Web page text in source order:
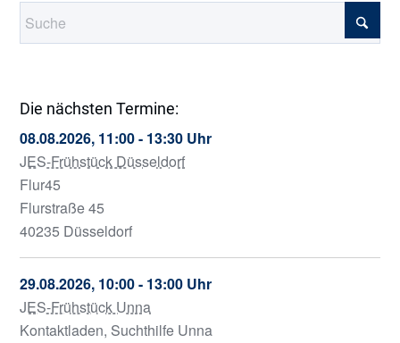
Die nächsten Termine:
08.08.2026, 11:00 - 13:30 Uhr
JES-Frühstück Düsseldorf
Flur45
Flurstraße 45
40235 Düsseldorf
29.08.2026, 10:00 - 13:00 Uhr
JES-Frühstück Unna
Kontaktladen, Suchthilfe Unna